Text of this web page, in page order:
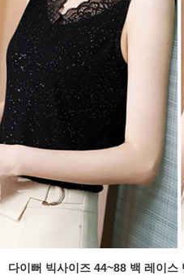
다이뻐 빅사이즈 44~88 백 레이